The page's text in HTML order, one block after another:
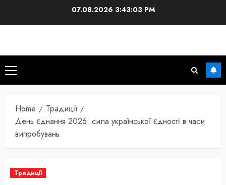
07.08.2026 3:43:04 PM
Primary
Menu
Home
Традиції
День єднання 2026: сила української єдності в часи
випробувань
Традиції